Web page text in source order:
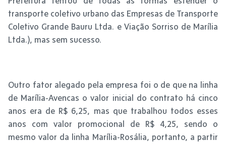
transporte coletivo urbano das Empresas de Transporte
Coletivo Grande Bauru Ltda. e Viação Sorriso de Marília
Ltda.), mas sem sucesso.
Outro fator alegado pela empresa foi o de que na linha
de Marília-Avencas o valor inicial do contrato há cinco
anos era de R$ 6,25, mas que trabalhou todos esses
anos com valor promocional de R$ 4,25, sendo o
mesmo valor da linha Marília-Rosália, portanto, a partir